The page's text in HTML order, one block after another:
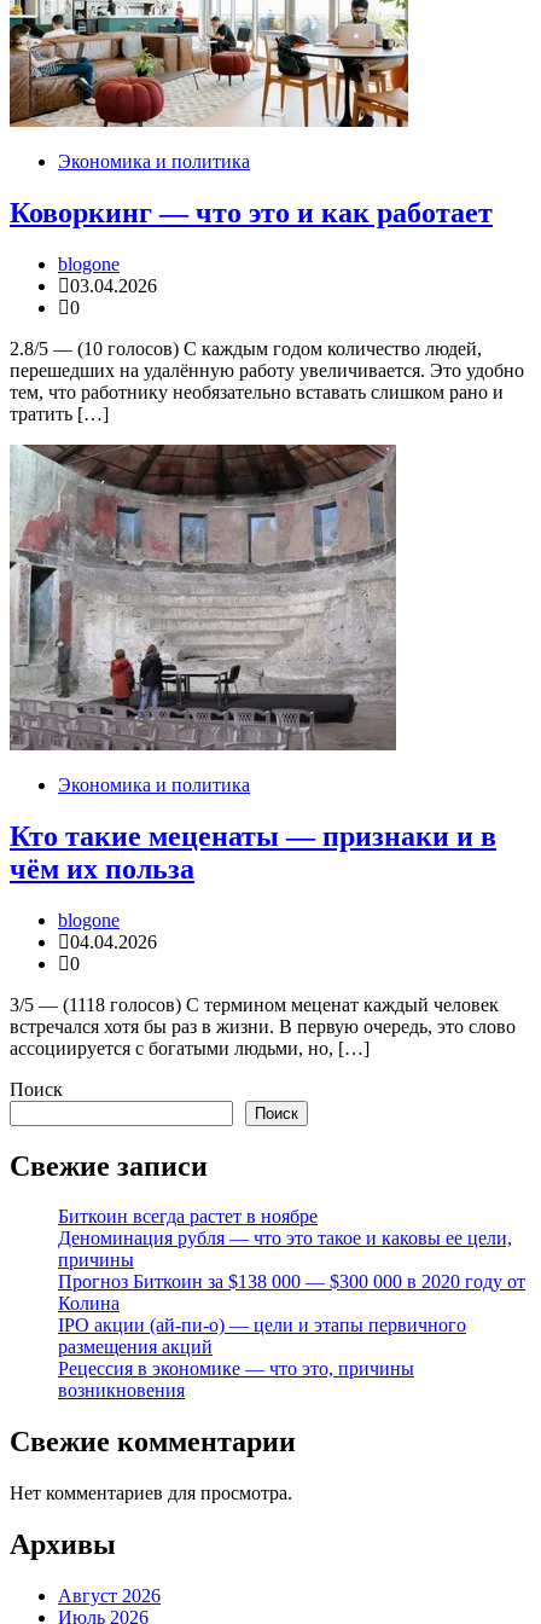
Экономика и политика
Коворкинг — что это и как работает
blogone
03.04.2026
0
2.8/5 — (10 голосов) С каждым годом количество людей,
перешедших на удалённую работу увеличивается. Это удобно
тем, что работнику необязательно вставать слишком рано и
тратить […]
Экономика и политика
Кто такие меценаты — признаки и в
чём их польза
blogone
04.04.2026
0
3/5 — (1118 голосов) С термином меценат каждый человек
встречался хотя бы раз в жизни. В первую очередь, это слово
ассоциируется с богатыми людьми, но, […]
Поиск
Поиск
Свежие записи
Биткоин всегда растет в ноябре
Деноминация рубля — что это такое и каковы ее цели,
причины
Прогноз Биткоин за $138 000 — $300 000 в 2020 году от
Колина
IPO акции (ай-пи-о) — цели и этапы первичного
размещения акций
Рецессия в экономике — что это, причины
возникновения
Свежие комментарии
Нет комментариев для просмотра.
Архивы
Август 2026
Июль 2026